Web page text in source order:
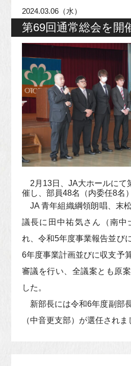
2024.03.06（水）
第69回通常総会を開
2月13日、JA大ホールにて
催し、部員48名（内委任8名
JA 青年組織綱領朗唱、末
議長に田中祐気さん（南中
れ、令和5年度事業報告並び
6年度事業計画並びに収支予
審議を行い、全議案とも原
した。
新部長には令和6年度副部
（中音更支部）が選任されま